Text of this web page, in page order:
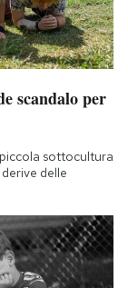
scandalo per
sottocultura
delle